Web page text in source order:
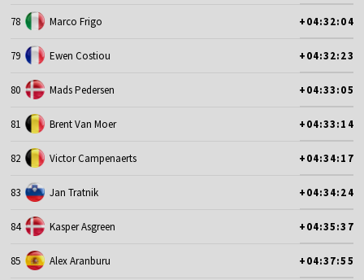
78 Marco Frigo +04:32:04
79 Ewen Costiou +04:32:23
80 Mads Pedersen +04:33:05
81 Brent Van Moer +04:33:14
82 Victor Campenaerts +04:34:17
83 Jan Tratnik +04:34:24
84 Kasper Asgreen +04:35:37
85 Alex Aranburu +04:37:55